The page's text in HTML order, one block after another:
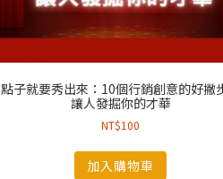
點子就要秀出來：10個行銷創意的好撇
讓人發掘你的才華
NT$100
加入購物車